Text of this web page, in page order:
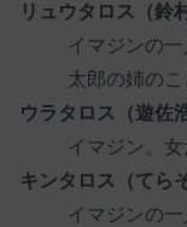
リュウタロス（鈴
イマジンの
太郎の姉のこ
ウラタロス（遊佐
イマジン。
キンタロス（てら
イマジンの